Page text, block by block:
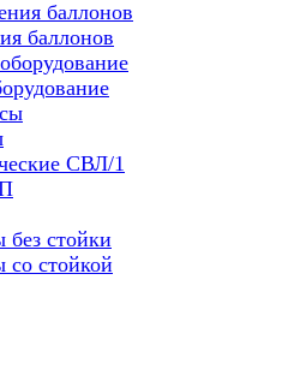
баллонов
СВЛ/1
без стойки
со стойкой